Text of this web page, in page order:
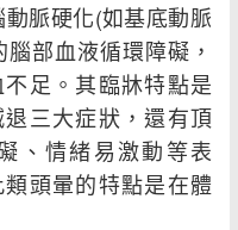
脈硬化(如基底動脈
部血液循環障礙，
足。其臨牀特點是
三大症狀，還有頂
、情緒易激動等表
頭暈的特點是在體